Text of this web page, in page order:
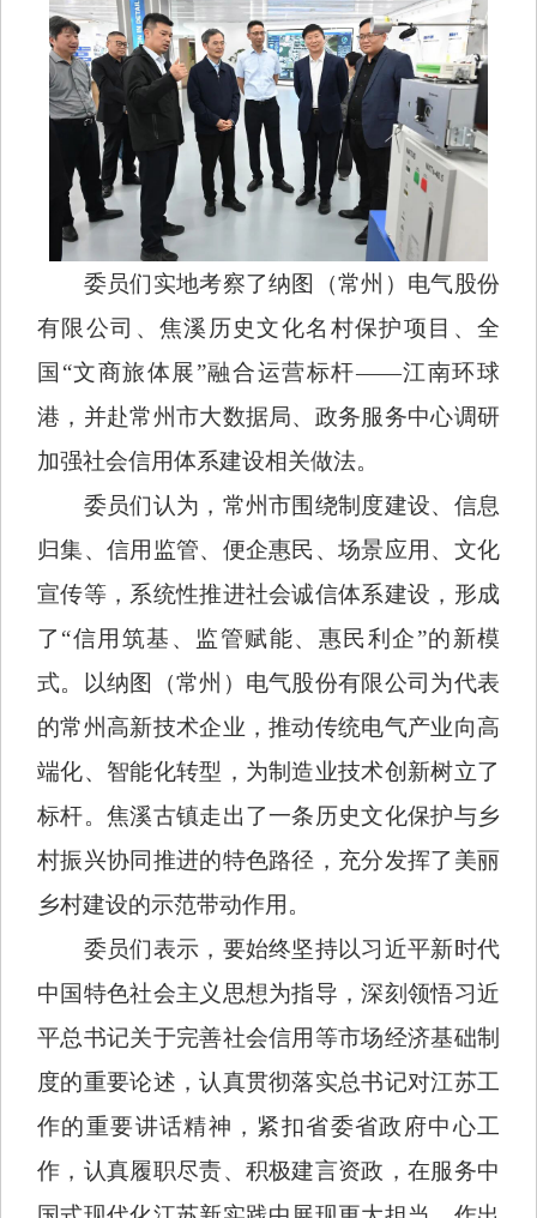
委员们实地考察了纳图（常州）电气股份
有限公司、焦溪历史文化名村保护项目、全
国“文商旅体展”融合运营标杆——江南环球
港，并赴常州市大数据局、政务服务中心调研
加强社会信用体系建设相关做法。
委员们认为，常州市围绕制度建设、信息
归集、信用监管、便企惠民、场景应用、文化
宣传等，系统性推进社会诚信体系建设，形成
了“信用筑基、监管赋能、惠民利企”的新模
式。以纳图（常州）电气股份有限公司为代表
的常州高新技术企业，推动传统电气产业向高
端化、智能化转型，为制造业技术创新树立了
标杆。焦溪古镇走出了一条历史文化保护与乡
村振兴协同推进的特色路径，充分发挥了美丽
乡村建设的示范带动作用。
委员们表示，要始终坚持以习近平新时代
中国特色社会主义思想为指导，深刻领悟习近
平总书记关于完善社会信用等市场经济基础制
度的重要论述，认真贯彻落实总书记对江苏工
作的重要讲话精神，紧扣省委省政府中心工
作，认真履职尽责、积极建言资政，在服务中